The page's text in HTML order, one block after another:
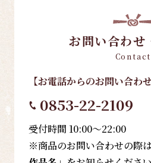
お問い合わせ
Contact
【お電話からのお問い合わ
0853-22-2109
受付時間 10:00～22:00
※商品のお問い合わせの際